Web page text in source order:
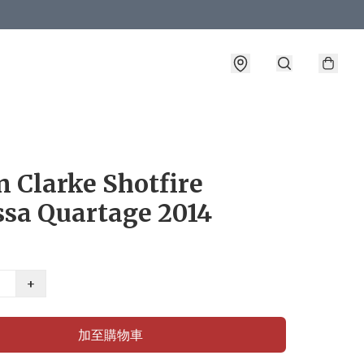
Clarke Shotfire
Quartage 2014
+
加至購物車